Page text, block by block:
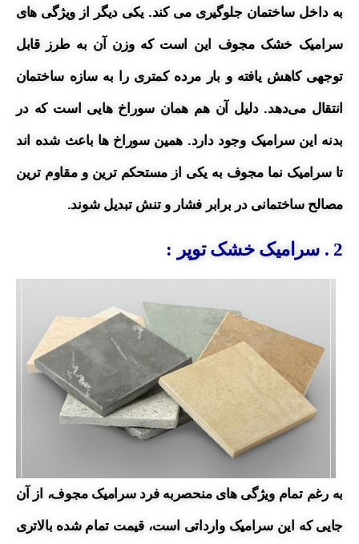
به داخل ساختمان جلوگیری می کند. یکی دیگر از ویژگی های
سرامیک خشک مجوف این است که وزن آن به طرز قابل
توجهی کاهش یافته و بار مرده کمتری را به سازه ساختمان
انتقال می‌دهد. دلیل آن هم همان سوراخ هایی است که در
بدنه این سرامیک وجود دارد. همین سوراخ ها باعث شده اند
تا سرامیک نما مجوف به یکی از مستحکم ترین و مقاوم ترین
مصالح ساختمانی در برابر فشار و تنش تبدیل شوند.
2 . سرامیک خشک توپر :
به رغم تمام ویژگی های منحصربه فرد سرامیک مجوف، از آن
جایی که این سرامیک وارداتی است، قیمت تمام شده بالاتری